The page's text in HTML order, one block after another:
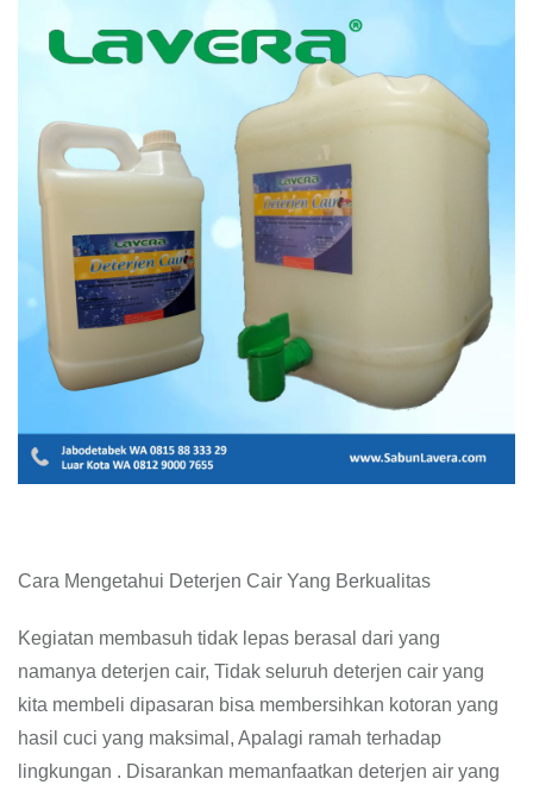
Cara Mengetahui Deterjen Cair Yang Berkualitas
Kegiatan membasuh tidak lepas berasal dari yang
namanya deterjen cair, Tidak seluruh deterjen cair yang
kita membeli dipasaran bisa membersihkan kotoran yang
hasil cuci yang maksimal, Apalagi ramah terhadap
lingkungan . Disarankan memanfaatkan deterjen air yang